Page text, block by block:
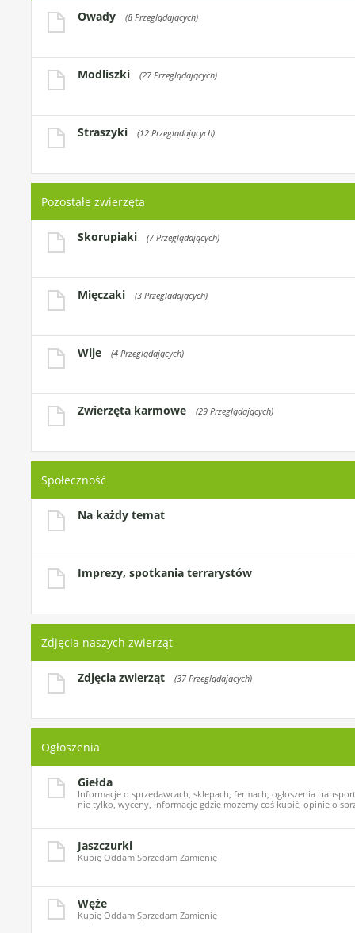
Owady (8 Przeglądających)
Modliszki (27 Przeglądających)
Straszyki (12 Przeglądających)
Pozostałe zwierzęta
Skorupiaki (7 Przeglądających)
Mięczaki (3 Przeglądających)
Wije (4 Przeglądających)
Zwierzęta karmowe (29 Przeglądających)
Społeczność
Na każdy temat
Imprezy, spotkania terrarystów
Zdjęcia naszych zwierząt
Zdjęcia zwierząt (37 Przeglądających)
Ogłoszenia
Giełda
Informacje o sprzedawcach, sklepach, fermach, ogłoszenia
nie tylko, wyceny, informacje gdzie możemy coś kupić, opinie o
Jaszczurki
Kupię Oddam Sprzedam Zamienię
Węże
Kupię Oddam Sprzedam Zamienię